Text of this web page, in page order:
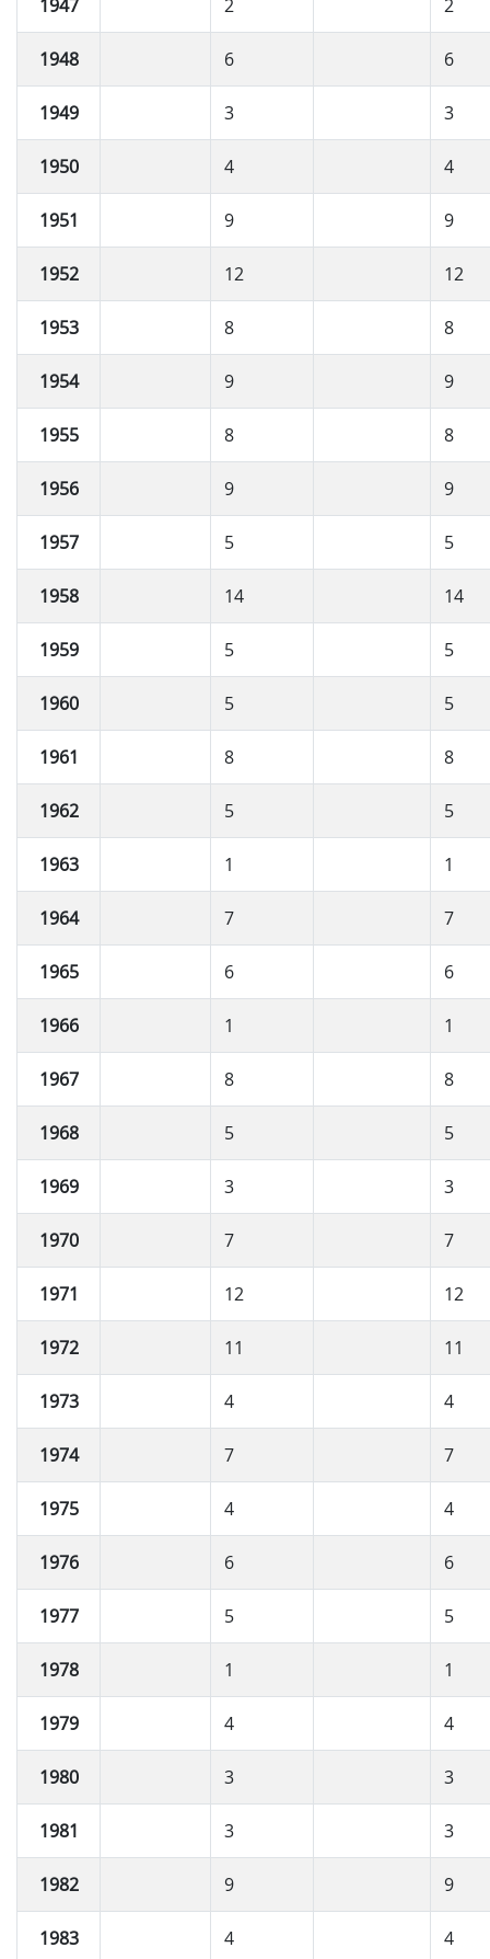
1947 2 2
1948 6 6
1949 3 3
1950 4 4
1951 9 9
1952 12 12
1953 8 8
1954 9 9
1955 8 8
1956 9 9
1957 5 5
1958 14 14
1959 5 5
1960 5 5
1961 8 8
1962 5 5
1963 1 1
1964 7 7
1965 6 6
1966 1 1
1967 8 8
1968 5 5
1969 3 3
1970 7 7
1971 12 12
1972 11 11
1973 4 4
1974 7 7
1975 4 4
1976 6 6
1977 5 5
1978 1 1
1979 4 4
1980 3 3
1981 3 3
1982 9 9
1983 4 4